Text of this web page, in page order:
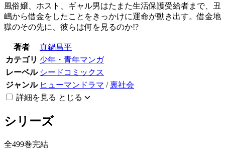
風俗嬢、ホスト、ギャル男はたまた生活保護受給者まで、丑
嶋から借金をしたことをきっかけに運命が動き出す。借金地
獄のその先に、彼らは何を見るのか!?
著者
真鍋昌平
カテゴリ 少年・青年マンガ
レーベル シードコミックス
ジャンル ヒューマンドラマ /裏社会
詳細を見る とじる
シリーズ
全499巻完結